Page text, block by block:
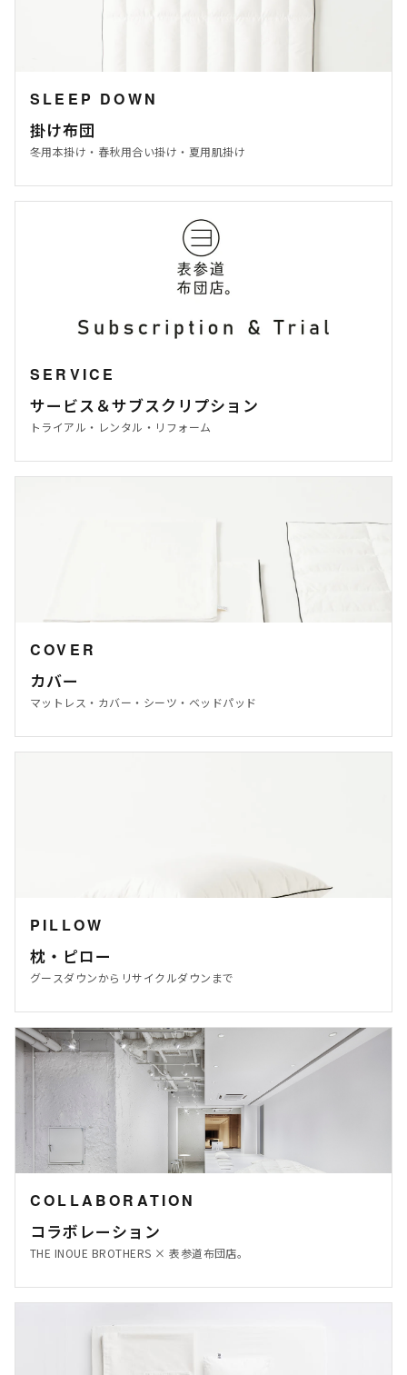
SLEEP DOWN
掛け布団
冬用本掛け・春秋用合い掛け・夏用肌掛け
SERVICE
サービス＆サブスクリプション
トライアル・レンタル・リフォーム
COVER
カバー
マットレス・カバー・シーツ・ベッドパッド
PILLOW
枕・ピロー
グースダウンからリサイクルダウンまで
COLLABORATION
コラボレーション
THE INOUE BROTHERS × 表参道布団店。